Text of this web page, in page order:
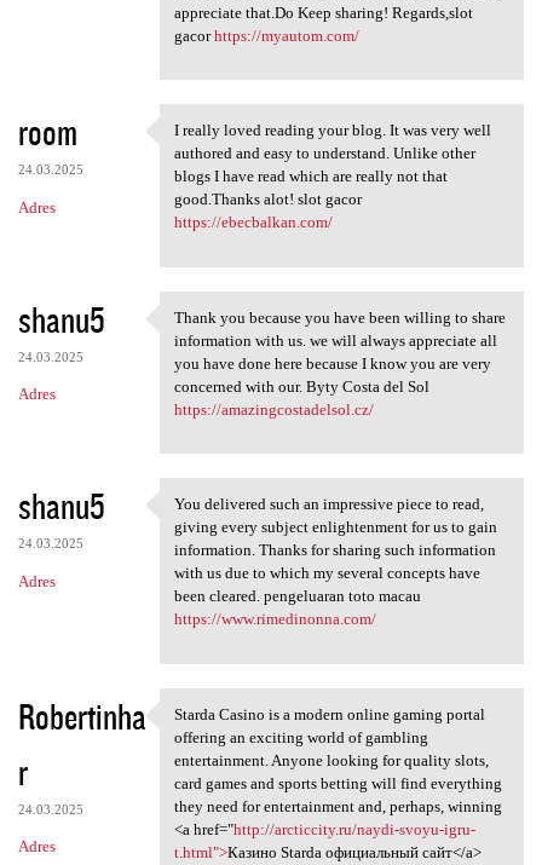
appreciate that.Do Keep sharing! Regards,slot
gacorhttps://myautom.com/
room
24.03.2025
Adres
I really loved reading your
I really loved reading your blog. It was very well
authored and easy to understand. Unlike other
blogs I have read which are really not that
good.Thanks alot! slot gacor
https://ebecbalkan.com/
shanu5
24.03.2025
Adres
Thank you because you have
Thank you because you have been willing to share
information with us. we will always appreciate all
you have done here because I know you are very
concerned with our. Byty Costa del Sol
https://amazingcostadelsol.cz/
shanu5
24.03.2025
Adres
You delivered such an
You delivered such an impressive piece to read,
giving every subject enlightenment for us to gain
information. Thanks for sharing such information
with us due to which my several concepts have
been cleared. pengeluaran toto macau
https://www.rimedinonna.com/
Robertinha
r
24.03.2025
Adres
Starda Casino is a modern
Starda Casino is a modern online gaming portal
offering an exciting world of gambling
entertainment. Anyone looking for quality slots,
card games and sports betting will find everything
they need for entertainment and, perhaps, winning
<a href="http://arcticcity.ru/naydi-svoyu-igru-
t.html">Казино Starda официальный сайт</a>